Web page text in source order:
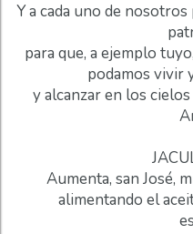
Y a cada uno de
para que, a ejemplo
podamos vivir
y alcanzar en los
Aumenta, san José,
alimentando el